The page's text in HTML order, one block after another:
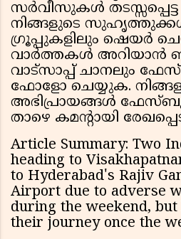
സർവീസുകൾ
നിങ്ങളുടെ
ഗ്രൂപ്പുകളിലും ഷെയർ
വാർത്തകൾ അറിയാൻ
വാട്സാപ്പ് ചാനലും
ഫോളോ ചെയ്യുക.
അഭിപ്രായങ്ങൾ
താഴെ കമൻ്റായി
Article Summary: Two
heading to
to Hyderabad's Rajiv
Airport due to adverse
during the weekend,
their journey once the